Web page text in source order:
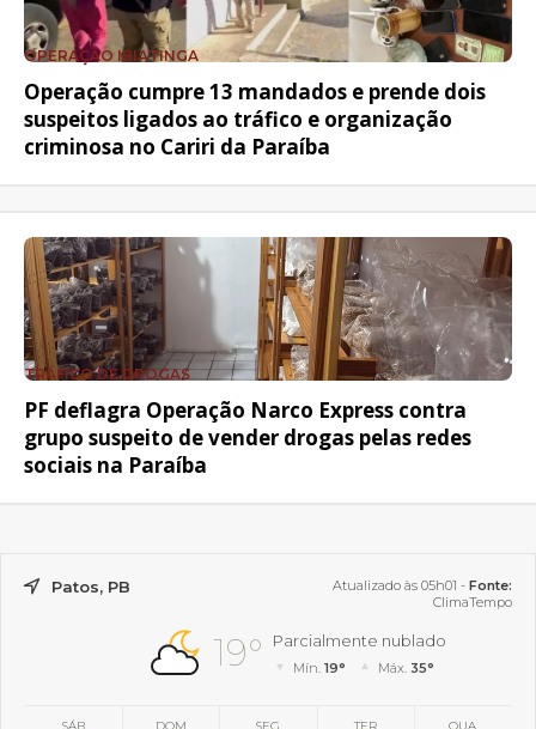
OPERAÇÃO IBIATINGA
Operação cumpre 13 mandados e prende dois
suspeitos ligados ao tráfico e organização
criminosa no Cariri da Paraíba
TRÁFICO DE DROGAS
PF deflagra Operação Narco Express contra
grupo suspeito de vender drogas pelas redes
sociais na Paraíba
Patos, PB Atualizado às 05h01 - Fonte:
ClimaTempo
19° Parcialmente nublado
Mín.19° Máx. 35°